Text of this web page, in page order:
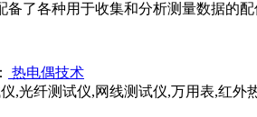
了各种用于收集和分析测量数据的
热电偶技术
,光纤测试仪,网线测试仪,万用表,红